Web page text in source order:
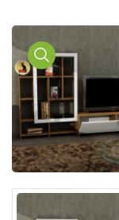
Media
Gallery